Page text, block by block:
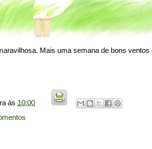
Mais uma semana de bons ventos
às 10:00